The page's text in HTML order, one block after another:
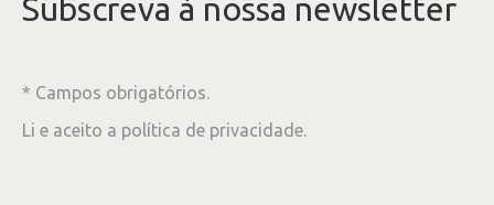
Subscreva à nossa newsletter
* Campos obrigatórios.
Li e aceito a política de privacidade.